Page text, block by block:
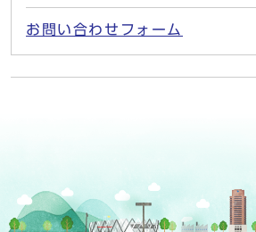
お問い合わせフォーム